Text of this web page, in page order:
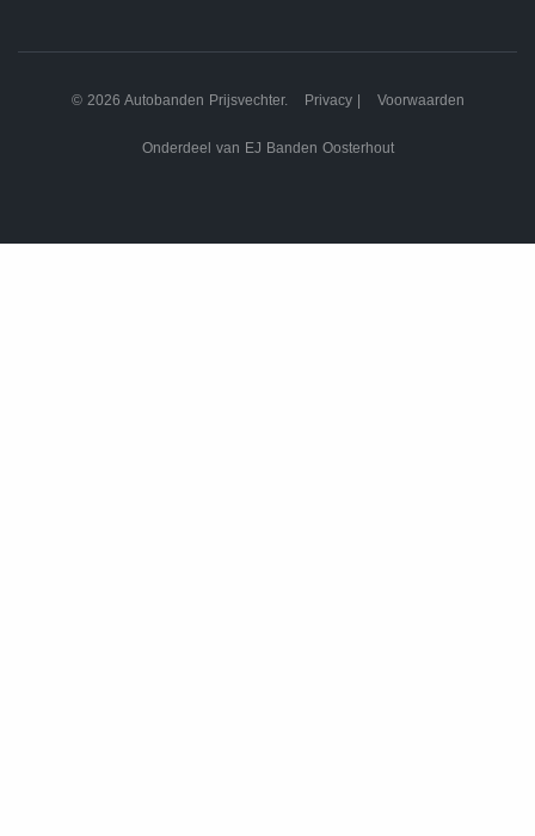
© 2026 Autobanden Prijsvechter. Privacy| Voorwaarden
Onderdeel van EJ Banden Oosterhout